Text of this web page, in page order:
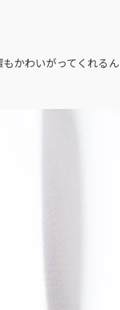
かわいがってくれるん